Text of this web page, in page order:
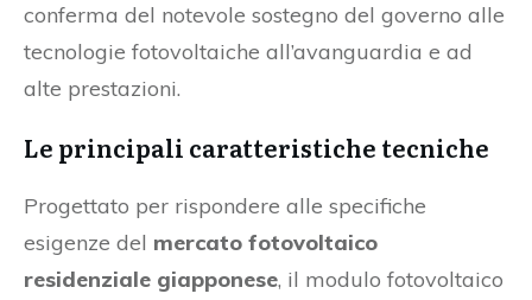
conferma del notevole sostegno del governo alle
tecnologie fotovoltaiche all’avanguardia e ad
alte prestazioni.
Le principali caratteristiche tecniche
Progettato per rispondere alle specifiche
esigenze del mercato fotovoltaico
residenziale giapponese, il modulo fotovoltaico